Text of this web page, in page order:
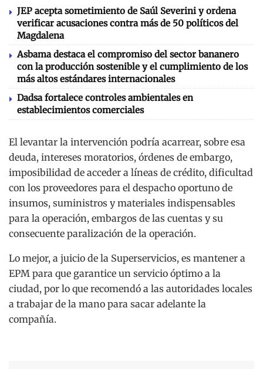
JEP acepta sometimiento de Saúl Severini y ordena
verificar acusaciones contra más de 50 políticos del
Magdalena
Asbama destaca el compromiso del sector bananero
con la producción sostenible y el cumplimiento de los
más altos estándares internacionales
Dadsa fortalece controles ambientales en
establecimientos comerciales
El levantar la intervención podría acarrear, sobre esa
deuda, intereses moratorios, órdenes de embargo,
imposibilidad de acceder a líneas de crédito, dificultad
con los proveedores para el despacho oportuno de
insumos, suministros y materiales indispensables
para la operación, embargos de las cuentas y su
consecuente paralización de la operación.
Lo mejor, a juicio de la Superservicios, es mantener a
EPM para que garantice un servicio óptimo a la
ciudad, por lo que recomendó a las autoridades locales
a trabajar de la mano para sacar adelante la
compañía.